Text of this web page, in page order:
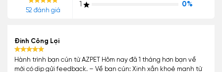
52 đánh giá
1
0%
Đinh Công Lợi
Hành trình bạn cún từ AZPET Hôm nay đã 1 tháng hơn bạn về
mới có dịp gửi feedback. – Về bạn cún: Xinh xắn khoẻ mạnh từ